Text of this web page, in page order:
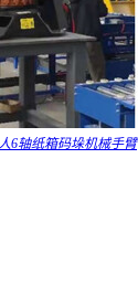
6轴纸箱码垛机械手臂